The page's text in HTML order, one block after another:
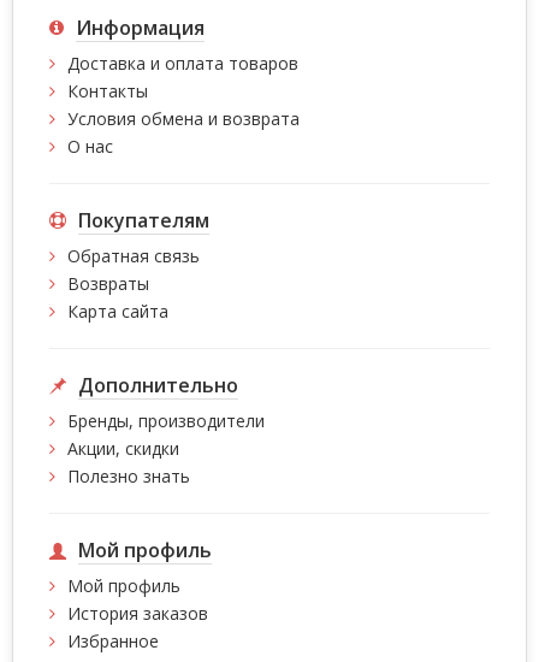
Информация
Доставка и оплата товаров
Контакты
Условия обмена и возврата
О нас
Покупателям
Обратная связь
Возвраты
Карта сайта
Дополнительно
Бренды, производители
Акции, скидки
Полезно знать
Мой профиль
Мой профиль
История заказов
Избранное